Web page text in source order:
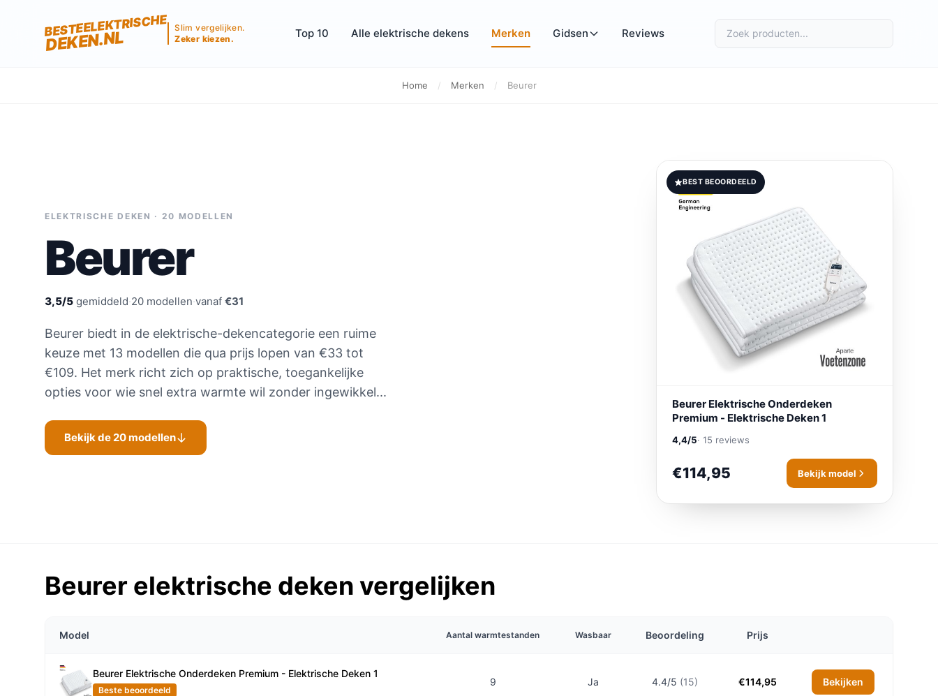
BESTEELEKTRISCHE
DEKEN.NL
Slim vergelijken.
Zeker kiezen.
Top 10 Alle elektrische dekens Merken Gidsen Reviews
Home / Merken / Beurer
ELEKTRISCHE DEKEN · 20 MODELLEN
Beurer
3,5/5 gemiddeld·20 modellen·vanaf €31
Beurer biedt in de elektrische-dekencategorie een ruime
keuze met 13 modellen die qua prijs lopen van €33 tot
€109. Het merk richt zich op praktische, toegankelijke
opties voor wie snel extra warmte wil zonder ingewikkel...
Bekijk de 20 modellen
BEST BEOORDEELD
Beurer Elektrische Onderdeken
Premium - Elektrische Deken 1
4,4/5· 15 reviews
€114,95 Bekijk model
Beurer elektrische deken vergelijken
Model Aantal warmtestanden Wasbaar Beoordeling Prijs
Beurer Elektrische Onderdeken Premium - Elektrische Deken 1
Beste beoordeeld
9 Ja 4.4/5 (15) €114,95 Bekijken